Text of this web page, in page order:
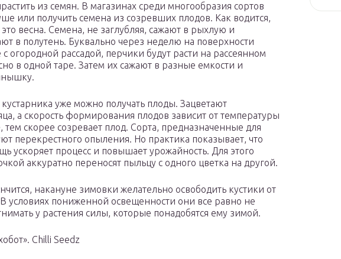
из семян. В магазинах среди многообразия сортов
или получить семена из созревших плодов. Как водится,
весна. Семена, не заглубляя, сажают в рыхлую и
в полутень. Буквально через неделю на поверхности
огородной рассадой, перчики будут расти на рассеянном
в одной таре. Затем их сажают в разные емкости и
уже можно получать плоды. Зацветают
а скорость формирования плодов зависит от температуры
скорее созревает плод. Сорта, предназначенные для
перекрестного опыления. Но практика показывает, что
ускоряет процесс и повышает урожайность. Для этого
аккуратно переносят пыльцу с одного цветка на другой.
накануне зимовки желательно освободить кустики от
условиях пониженной освещенности они все равно не
у растения силы, которые понадобятся ему зимой.
Chilli Seedz